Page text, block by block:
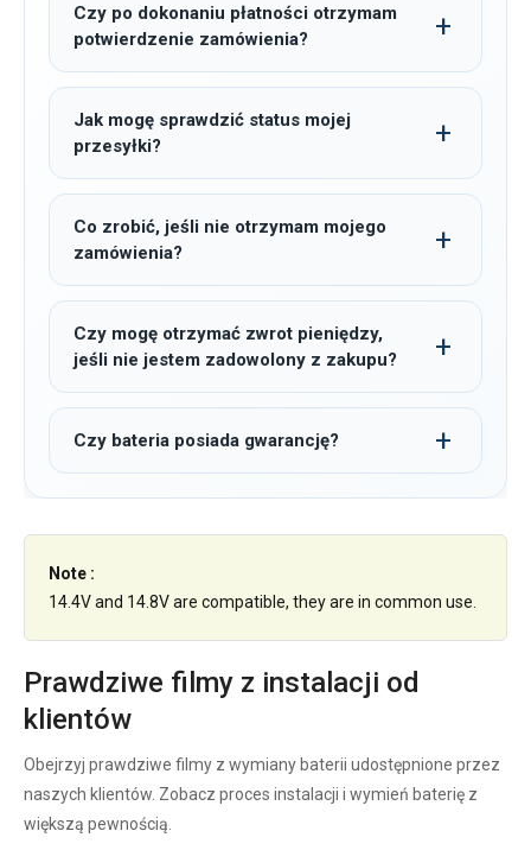
Czy po dokonaniu płatności otrzymam
potwierdzenie zamówienia?
Jak mogę sprawdzić status mojej
przesyłki?
Co zrobić, jeśli nie otrzymam mojego
zamówienia?
Czy mogę otrzymać zwrot pieniędzy,
jeśli nie jestem zadowolony z zakupu?
Czy bateria posiada gwarancję?
Note :
14.4V and 14.8V are compatible, they are in common use.
Prawdziwe filmy z instalacji od
klientów
Obejrzyj prawdziwe filmy z wymiany baterii udostępnione przez
naszych klientów. Zobacz proces instalacji i wymień baterię z
większą pewnością.